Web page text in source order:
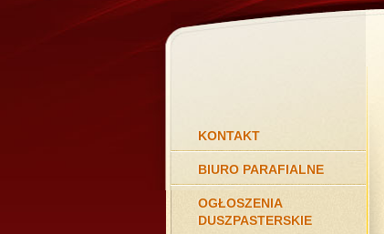
KONTAKT
BIURO PARAFIALNE
OGŁOSZENIA
DUSZPASTERSKIE